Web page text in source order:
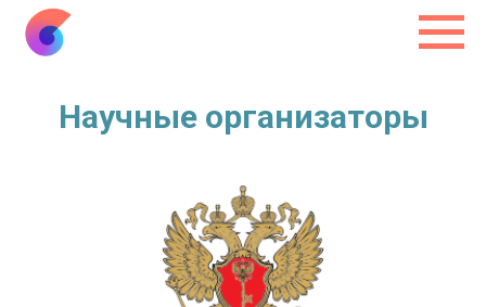
Научные организаторы